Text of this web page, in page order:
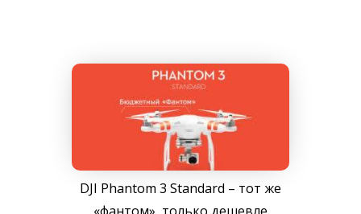
DJI Phantom 3 Standard – тот же